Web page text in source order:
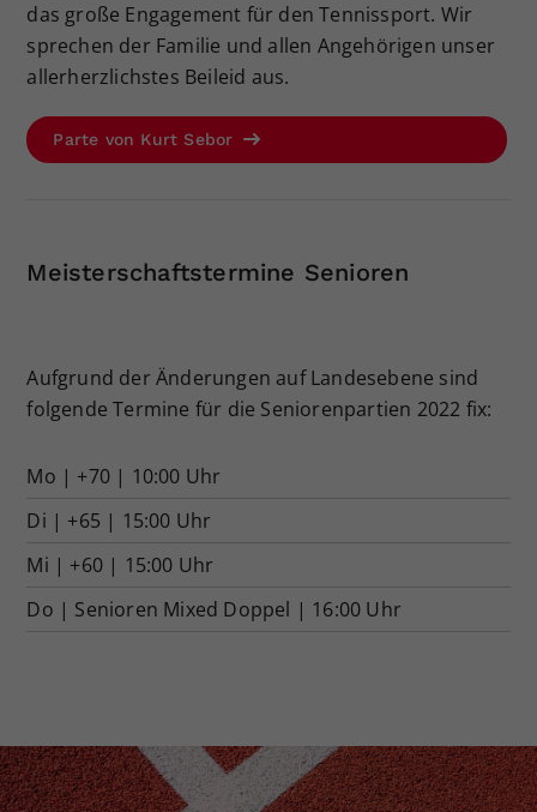
das große Engagement für den Tennissport. Wir
sprechen der Familie und allen Angehörigen ­unser
allerherzlichstes Beileid aus.
Parte von Kurt Sebor
Meisterschaftstermine Senioren
Aufgrund der Änderungen auf Landesebene sind
folgende Termine für die Seniorenpartien 2022 fix:
Mo | +70 | 10:00 Uhr
Di | +65 | 15:00 Uhr
Mi | +60 | 15:00 Uhr
Do | Senioren Mixed Doppel | 16:00 Uhr